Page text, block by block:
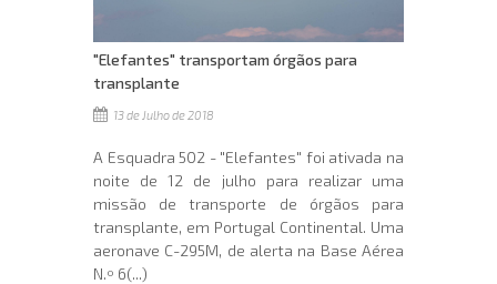
"Elefantes" transportam órgãos para
transplante
13 de Julho de 2018
A Esquadra 502 - "Elefantes" foi ativada na
noite de 12 de julho para realizar uma
missão de transporte de órgãos para
transplante, em Portugal Continental. Uma
aeronave C-295M, de alerta na Base Aérea
N.º 6(...)